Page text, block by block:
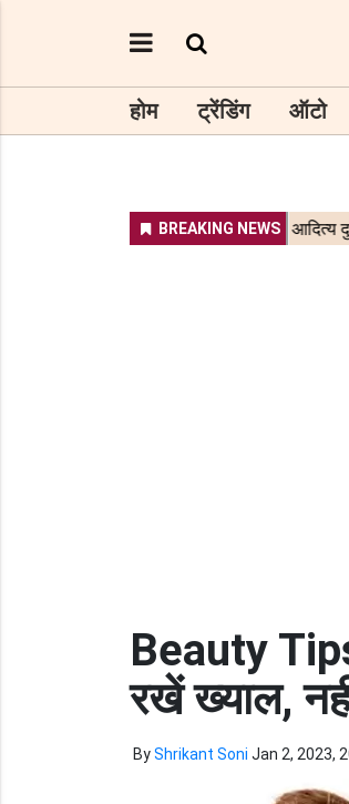
होम ट्रेंडिंग ऑटो
Beauty
रखें ख्याल,
ByShrikant Soni Jan 2, 2023,